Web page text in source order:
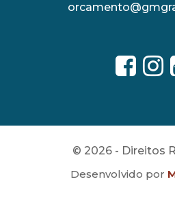
© 2026 - Direitos
Desenvolvido por